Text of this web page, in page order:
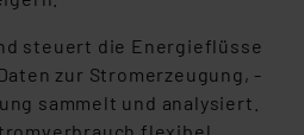
steuert die Energieflüsse
zur Stromerzeugung, -
sammelt und analysiert.